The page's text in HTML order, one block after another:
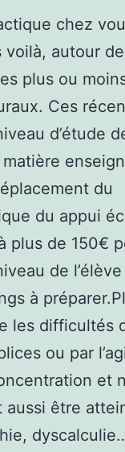
chez
voilà, autour
plus ou
Ces
d’étude
matière
du
du appui
plus de 150€
de
à
les difficultés
ou par
et
être